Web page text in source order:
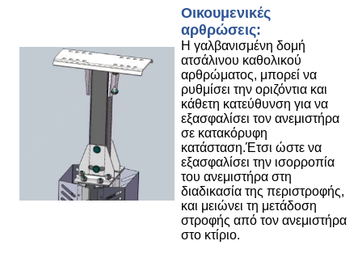
Οικουμενικές
αρθρώσεις:
Η γαλβανισμένη δομή
ατσάλινου καθολικού
αρθρώματος, μπορεί να
ρυθμίσει την οριζόντια και
κάθετη κατεύθυνση για να
εξασφαλίσει τον ανεμιστήρα
σε κατακόρυφη
κατάσταση.Έτσι ώστε να
εξασφαλίσει την ισορροπία
του ανεμιστήρα στη
διαδικασία της περιστροφής,
και μειώνει τη μετάδοση
στροφής από τον ανεμιστήρα
στο κτίριο.